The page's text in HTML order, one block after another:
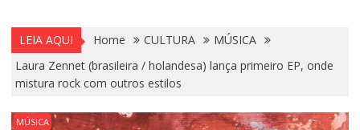
LEIA AQUI Home CULTURA
MÚSICA
Laura Zennet (brasileira / holandesa) lança primeiro EP, onde
mistura rock com outros estilos
MÚSICA